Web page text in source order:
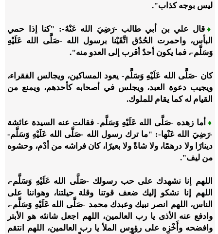
ليس بوجه كذاب".
♦ قال علي بن أبي طالب -رَضِيَ الله عَنْهُ-: "كنا إذا حمي
البأس، واحمرت الحُدُق اتَّقَيْنا برسول الله -صَلَّى الله عَلَيْهِ
وَسَلَّم-، فما يكون أحدٌ أقرب إلى العدو منه".
كان -صَلَّى الله عَلَيْهِ وَسَلَّم- يعود المساكين، ويجالس الفقراء،
ويجيب دعوة العبد، ويجلس في أصحابه كأحدهم، ويمنع من
القيام له كما يقام للملوك.
♦أما زهده -صَلَّى الله عَلَيْهِ وَسَلَّم- فقالت عنه السيدة عائشة
-رَضِيَ الله عَنْها-: "ما ترك رسول الله -صَلَّى الله عَلَيْهِ وَسَلَّم-
دينارًا ولا درهمًا، ولا شاةً ولا بعيرًا، كان فراشه من أدْم، وحشوه
من ليف".
اللهم إنا نشهدك على حب رسولك -صَلَّى الله عَلَيْهِ وَسَلَّم-،
اللهم إنا نشكو إليك ضعف قوتنا وقلة حيلتنا، وهواننا على
الناس، اللهم انصر نبيك وعبدك محمد -صَلَّى الله عَلَيْهِ وَسَلَّم-،
وادفع عنه الأذى يا رب العالمين، اللهم اجعل شانئه هو الأبتر
وافضحه وأَخْزِه على رؤوس الملأ يا رب العالمين، اللهم انتقم